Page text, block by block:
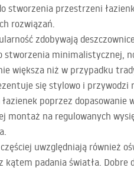
stworzenia przestrzeni
rozwiązań.
zdobywają
stworzenia minimalistycznej,
większa niż w przypadku
się stylowo i przywodzi
poprzez dopasowanie
montaż na regulowanych
uwzględniają również
padania światła.